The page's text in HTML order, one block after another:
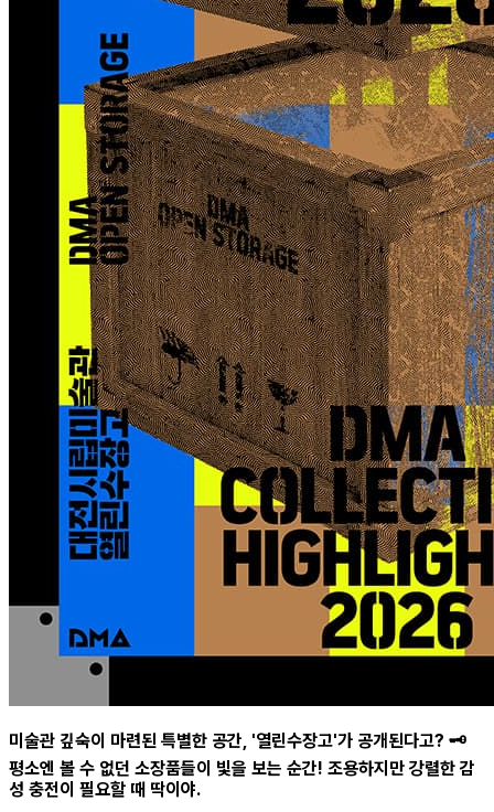
미술관 깊숙이 마련된 특별한 공간, '열린수장고'가 공개된다고? 🗝️
평소엔 볼 수 없던 소장품들이 빛을 보는 순간! 조용하지만 강렬한 감
성 충전이 필요할 때 딱이야.